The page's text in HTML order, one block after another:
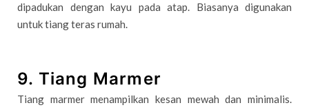
dipadukan dengan kayu pada atap. Biasanya digunakan
untuk tiang teras rumah.
9. Tiang Marmer
Tiang marmer menampilkan kesan mewah dan minimalis.